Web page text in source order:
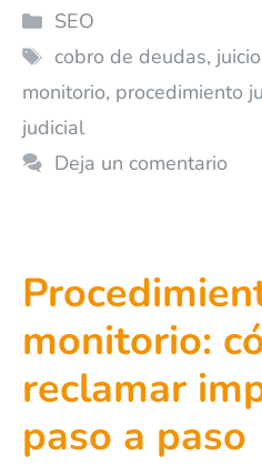
SEO
cobro de deudas,
monitorio, procedimiento
judicial
Deja un comentario
monitorio:
reclamar
paso a paso